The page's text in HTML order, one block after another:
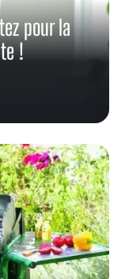
pour la
!